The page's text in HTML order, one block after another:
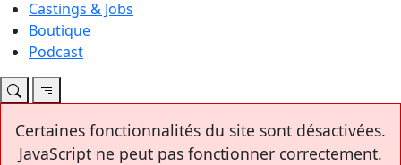
Castings & Jobs
Boutique
Podcast
Certaines fonctionnalités du site sont désactivées.
JavaScript ne peut pas fonctionner correctement.